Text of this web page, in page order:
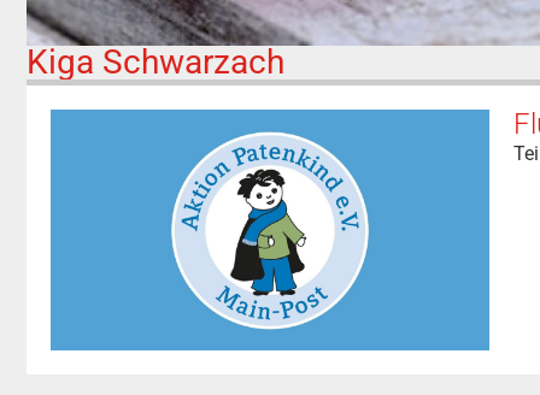
Kiga Schwarzach